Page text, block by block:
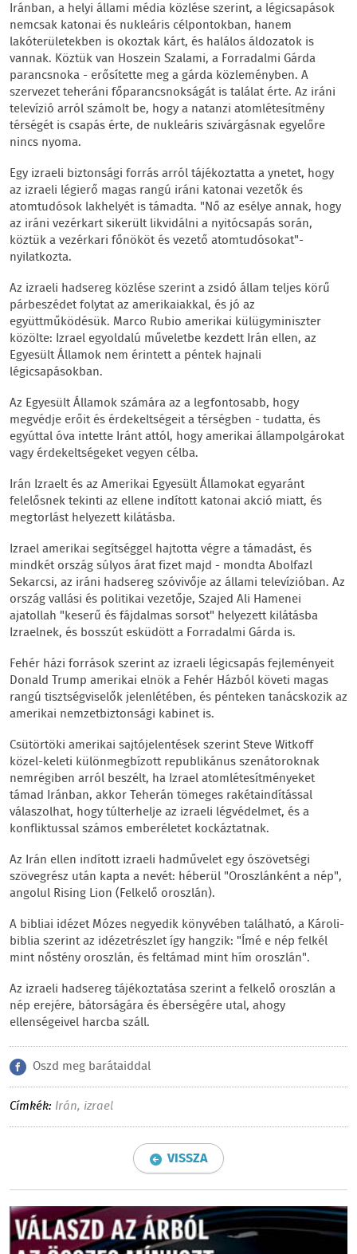
Iránban, a helyi állami média közlése szerint, a légicsapások
nemcsak katonai és nukleáris célpontokban, hanem
lakóterületekben is okoztak kárt, és halálos áldozatok is
vannak. Köztük van Hoszein Szalami, a Forradalmi Gárda
parancsnoka - erősítette meg a gárda közleményben. A
szervezet teheráni főparancsnokságát is találat érte. Az iráni
televízió arról számolt be, hogy a natanzi atomlétesítmény
térségét is csapás érte, de nukleáris szivárgásnak egyelőre
nincs nyoma.
Egy izraeli biztonsági forrás arról tájékoztatta a ynetet, hogy
az izraeli légierő magas rangú iráni katonai vezetők és
atomtudósok lakhelyét is támadta. "Nő az esélye annak, hogy
az iráni vezérkart sikerült likvidálni a nyitócsapás során,
köztük a vezérkari főnököt és vezető atomtudósokat"-
nyilatkozta.
Az izraeli hadsereg közlése szerint a zsidó állam teljes körű
párbeszédet folytat az amerikaiakkal, és jó az
együttműködésük. Marco Rubio amerikai külügyminiszter
közölte: Izrael egyoldalú műveletbe kezdett Irán ellen, az
Egyesült Államok nem érintett a péntek hajnali
légicsapásokban.
Az Egyesült Államok számára az a legfontosabb, hogy
megvédje erőit és érdekeltségeit a térségben - tudatta, és
egyúttal óva intette Iránt attól, hogy amerikai állampolgárokat
vagy érdekeltségeket vegyen célba.
Irán Izraelt és az Amerikai Egyesült Államokat egyaránt
felelősnek tekinti az ellene indított katonai akció miatt, és
megtorlást helyezett kilátásba.
Izrael amerikai segítséggel hajtotta végre a támadást, és
mindkét ország súlyos árat fizet majd - mondta Abolfazl
Sekarcsi, az iráni hadsereg szóvivője az állami televízióban. Az
ország vallási és politikai vezetője, Szajed Ali Hamenei
ajatollah "keserű és fájdalmas sorsot" helyezett kilátásba
Izraelnek, és bosszút esküdött a Forradalmi Gárda is.
Fehér házi források szerint az izraeli légicsapás fejleményeit
Donald Trump amerikai elnök a Fehér Házból követi magas
rangú tisztségviselők jelenlétében, és pénteken tanácskozik az
amerikai nemzetbiztonsági kabinet is.
Csütörtöki amerikai sajtójelentések szerint Steve Witkoff
közel-keleti különmegbízott republikánus szenátoroknak
nemrégiben arról beszélt, ha Izrael atomlétesítményeket
támad Iránban, akkor Teherán tömeges rakétaindítással
válaszolhat, hogy túlterhelje az izraeli légvédelmet, és a
konfliktussal számos emberéletet kockáztatnak.
Az Irán ellen indított izraeli hadművelet egy ószövetségi
szövegrész után kapta a nevét: héberül "Oroszlánként a nép",
angolul Rising Lion (Felkelő oroszlán).
A bibliai idézet Mózes negyedik könyvében található, a Károli-
biblia szerint az idézetrészlet így hangzik: "Ímé e nép felkél
mint nőstény oroszlán, és feltámad mint hím oroszlán".
Az izraeli hadsereg tájékoztatása szerint a felkelő oroszlán a
nép erejére, bátorságára és éberségére utal, ahogy
ellenségeivel harcba száll.
Oszd meg barátaiddal
Címkék: Irán, izrael
VISSZA